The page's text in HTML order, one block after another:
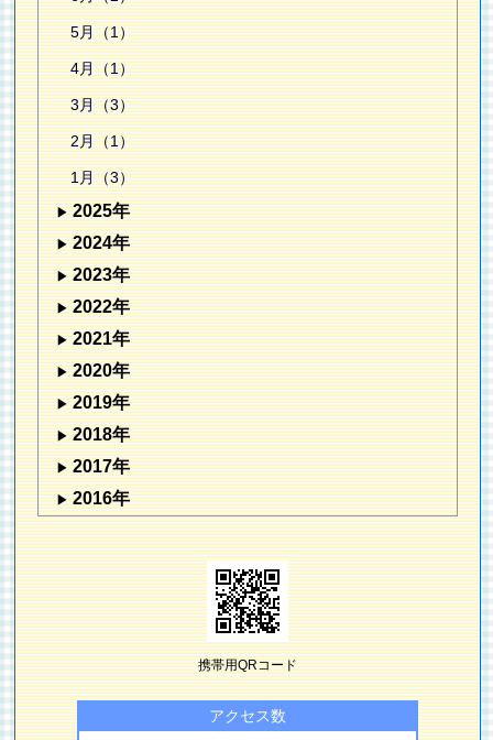
5月（1）
4月（1）
3月（3）
2月（1）
1月（3）
2025年
2024年
2023年
2022年
2021年
2020年
2019年
2018年
2017年
2016年
携帯用QRコード
アクセス数